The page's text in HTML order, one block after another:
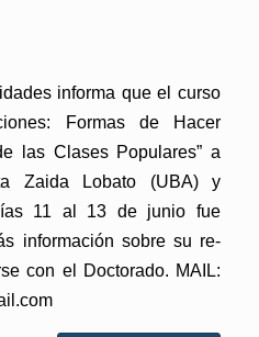
informa que el curso
Formas de Hacer
las Clases Populares” a
Zaida Lobato (UBA) y
11 al 13 de junio fue
información sobre su re-
con el Doctorado. MAIL: